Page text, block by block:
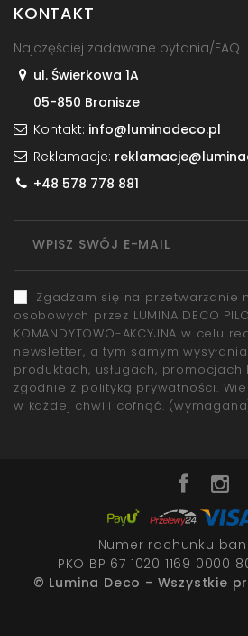
KONTAKT
Najczęściej zadawane pytania/FAQ
ul. Świerkowa 1A
05-850 Bronisze
Kontakt: info@luminadeco.pl
Reklamacje:
+48 578 778 881
Zgadzam się na przetwarzanie
osobowych przez LUMINA DECO
KOMANDYTOWO-AKCYJNA w celu
newsletter, a tym samym
produktach, usługach,
zgodnie z polityką prywatności.
w każdej chwili cofnąć.
Numer rachunku
PKO BP 67 1020 1169 0000
© Lumina Deco - Wszystkie